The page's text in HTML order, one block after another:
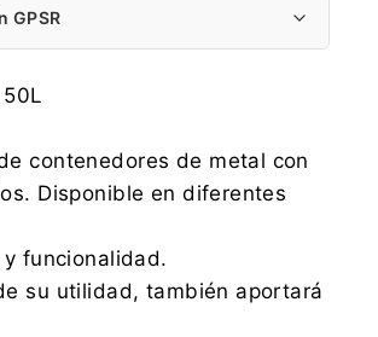
GPSR
Sp. z o.o.
212a, 02-486 Warszawa
98 31
Sp. z o.o.
98 31
contenedores de metal con
Disponible en diferentes
funcionalidad.
su utilidad, también aportará